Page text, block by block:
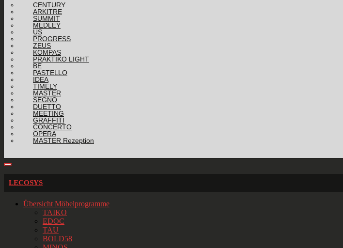
CENTURY
ARKITRE
SUMMIT
MEDLEY
US
PROGRESS
ZEUS
KOMPAS
PRAKTIKO LIGHT
BE
PASTELLO
IDEA
TIMELY
MASTER
SEGNO
DUETTO
MEETING
GRAFFITI
CONCERTO
OPERA
MASTER Rezeption
LECOSYS
Übersicht Möbelprogramme
TAIKO
EDOC
TAU
BOLD58